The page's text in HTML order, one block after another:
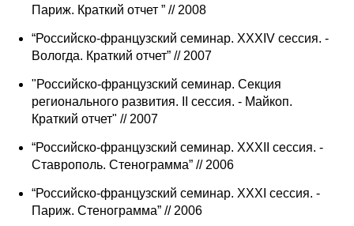
О совете
Регулярные прогнозы
Квартальный прогноз
Краткосрочный прогноз
Оценка индекса промышленного
Российская Система Климатического
Париж. Краткий отчет ” // 2008
“Российско-французский семинар. XXXIV сессия. -
Вологда. Краткий отчет” // 2007
"Российско-французский семинар. Секция
регионального развития. II сессия. - Майкоп.
Краткий отчет" // 2007
“Российско-французский семинар. XXXII сессия. -
Ставрополь. Стенограмма” // 2006
“Российско-французский семинар. XXXI сессия. -
Париж. Стенограмма” // 2006